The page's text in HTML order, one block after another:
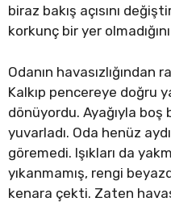
biraz bakış açısını
korkunç bir yer
Odanın havasızlığından
Kalkıp pencereye doğru
dönüyordu. Ayağıyla boş
yuvarladı. Oda henüz
göremedi. Işıkları da
yıkanmamış, rengi
kenara çekti. Zaten